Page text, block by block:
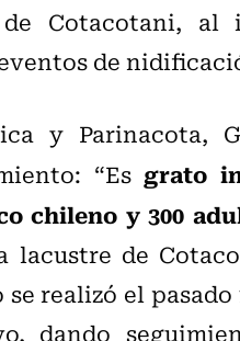
Cotacotani, al
de
y Parinacota,
“Esgrato
chileno y 300
lacustre de
realizó el
dando